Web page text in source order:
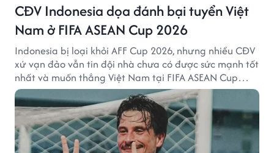
CĐV Indonesia dọa đánh bại tuyển Việt
Nam ở FIFA ASEAN Cup 2026
Indonesia bị loại khỏi AFF Cup 2026, nhưng nhiều CĐV
xứ vạn đảo vẫn tin đội nhà chưa có được sức mạnh tốt
nhất và muốn thắng Việt Nam tại FIFA ASEAN Cup
2026.